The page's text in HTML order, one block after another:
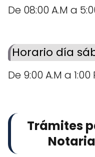
De 08:00 A.M a
Horario día
De 9:00 A.M a 1:00
Trámites